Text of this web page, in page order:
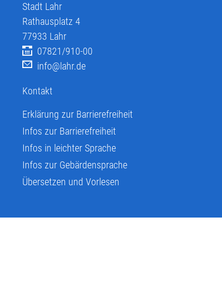
Stadt Lahr
Rathausplatz 4
77933 Lahr
07821/910-00
info@lahr.de
Kontakt
Erklärung zur Barrierefreiheit
Infos zur Barrierefreiheit
Infos in leichter Sprache
Infos zur Gebärdensprache
Übersetzen und Vorlesen